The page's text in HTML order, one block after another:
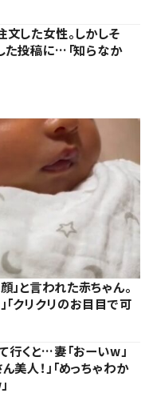
した女性。しかしそ
た投稿に…「知らなか
と言われた赤ちゃん。
クリクリのお目目で可
行くと…妻「おーいw」
美人！」「めっちゃわか